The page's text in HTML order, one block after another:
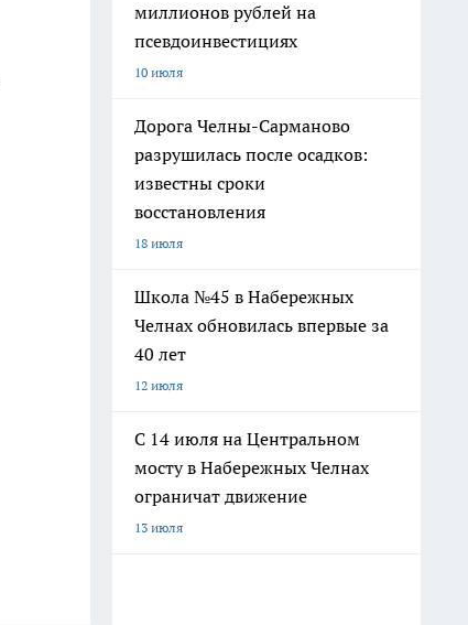
миллионов рублей на
псевдоинвестициях
10 июля
Дорога Челны-Сарманово
разрушилась после осадков:
известны сроки
восстановления
18 июля
Школа №45 в Набережных
Челнах обновилась впервые за
40 лет
12 июля
С 14 июля на Центральном
мосту в Набережных Челнах
ограничат движение
13 июля